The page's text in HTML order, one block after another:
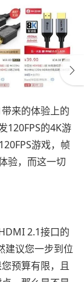
来的体验上的
120FPS的4K游
游戏，帧
验，而这一切
2.1接口的
建议您一步到位
预算有限，且